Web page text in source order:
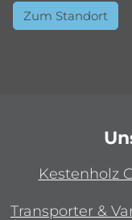
Zum Standort
Kestenholz
Transporter &